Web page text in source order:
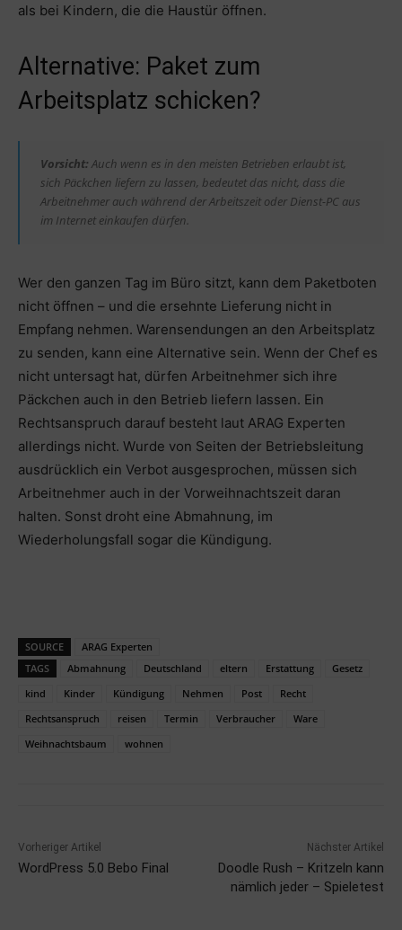
als bei Kindern, die die Haustür öffnen.
Alternative: Paket zum
Arbeitsplatz schicken?
Vorsicht: Auch wenn es in den meisten Betrieben erlaubt ist,
sich Päckchen liefern zu lassen, bedeutet das nicht, dass die
Arbeitnehmer auch während der Arbeitszeit oder Dienst-PC aus
im Internet einkaufen dürfen.
Wer den ganzen Tag im Büro sitzt, kann dem Paketboten
nicht öffnen – und die ersehnte Lieferung nicht in
Empfang nehmen. Warensendungen an den Arbeitsplatz
zu senden, kann eine Alternative sein. Wenn der Chef es
nicht untersagt hat, dürfen Arbeitnehmer sich ihre
Päckchen auch in den Betrieb liefern lassen. Ein
Rechtsanspruch darauf besteht laut ARAG Experten
allerdings nicht. Wurde von Seiten der Betriebsleitung
ausdrücklich ein Verbot ausgesprochen, müssen sich
Arbeitnehmer auch in der Vorweihnachtszeit daran
halten. Sonst droht eine Abmahnung, im
Wiederholungsfall sogar die Kündigung.
SOURCE
ARAG Experten
TAGS
Abmahnung Deutschland eltern Erstattung
Gesetz
kind
Kinder Kündigung Nehmen Post
Recht
Rechtsanspruch
reisen Termin Verbraucher
Ware
Weihnachtsbaum
wohnen
Vorheriger Artikel
WordPress 5.0 Bebo Final
Nächster Artikel
Doodle Rush – Kritzeln kann
nämlich jeder – Spieletest